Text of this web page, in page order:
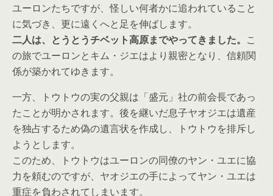
ユーロンたちですが、怪しい何者かに追われていること
に気づき、更に遠くへと足を伸ばします。
二人は、とうとうチベット高原までやってきました。 こ
の旅でユーロンとキム・ジエはより親密となり、信頼関
係が築かれてゆきます。
一方、トウトウの実の父親は「盛元」社の前会長であっ
たことが明かされます。後を継いだ息子ヤオジエは遺産
を独占するため偽の遺言状を作成し、トウトウを排斥し
ようとします。
このため、トウトウはユーロンの同僚のヤン・ユエに協
力を頼むのですが、ヤオジエの手によってヤン・ユエは
重症を負わされてしまいます。